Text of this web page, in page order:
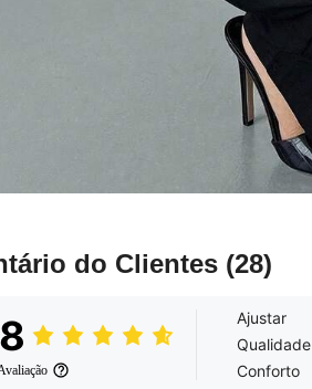
do Clientes (28)
Ajustar
Qualidade
Conforto